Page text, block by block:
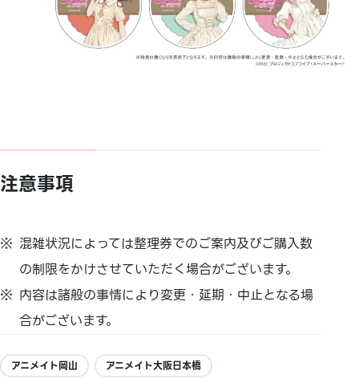
注意事項
混雑状況によっては整理券でのご案内及びご購入数
の制限をかけさせていただく場合がございます。
内容は諸般の事情により変更・延期・中止となる場
合がございます。
アニメイト岡山
アニメイト大阪日本橋